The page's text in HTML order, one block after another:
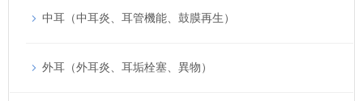
中耳（中耳炎、耳管機能、鼓膜再生）
外耳（外耳炎、耳垢栓塞、異物）